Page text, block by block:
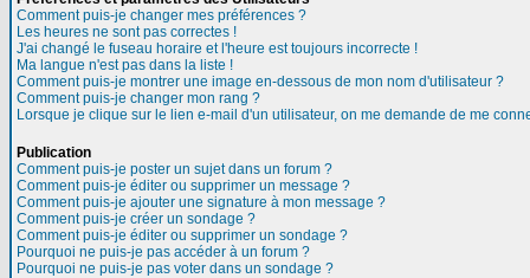
Comment puis-je changer mes préférences ?
Les heures ne sont pas correctes !
J'ai changé le fuseau horaire et l'heure est toujours incorrecte !
Ma langue n'est pas dans la liste !
Comment puis-je montrer une image en-dessous de mon nom d'utilisateur ?
Comment puis-je changer mon rang ?
Lorsque je clique sur le lien e-mail d'un utilisateur, on me demande de me
Publication
Comment puis-je poster un sujet dans un forum ?
Comment puis-je éditer ou supprimer un message ?
Comment puis-je ajouter une signature à mon message ?
Comment puis-je créer un sondage ?
Comment puis-je éditer ou supprimer un sondage ?
Pourquoi ne puis-je pas accéder à un forum ?
Pourquoi ne puis-je pas voter dans un sondage ?